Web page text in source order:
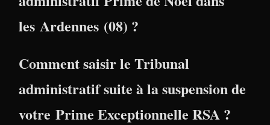
les Ardennes (08) ?
Comment saisir le Tribunal
administratif suite à la suspension de
votre Prime Exceptionnelle RSA ?